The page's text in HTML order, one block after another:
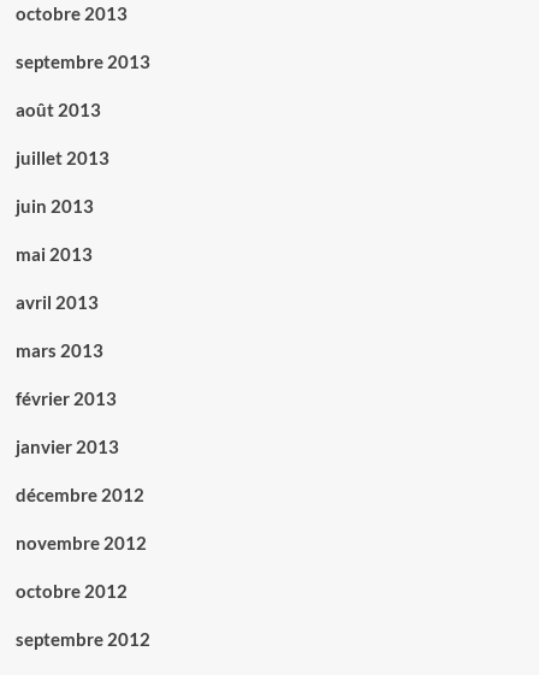
octobre 2013
septembre 2013
août 2013
juillet 2013
juin 2013
mai 2013
avril 2013
mars 2013
février 2013
janvier 2013
décembre 2012
novembre 2012
octobre 2012
septembre 2012